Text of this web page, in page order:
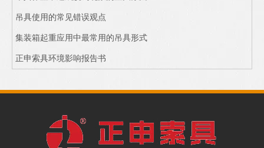
吊具使用的常见错误观点
集装箱起重应用中最常用的吊具形式
正申索具环境影响报告书